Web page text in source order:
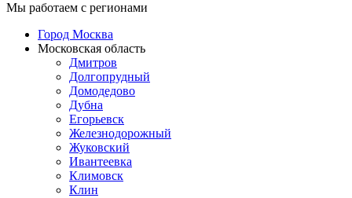
Мы работаем с регионами
Город Москва
Московская область
Дмитров
Долгопрудный
Домодедово
Дубна
Егорьевск
Железнодорожный
Жуковский
Ивантеевка
Климовск
Клин